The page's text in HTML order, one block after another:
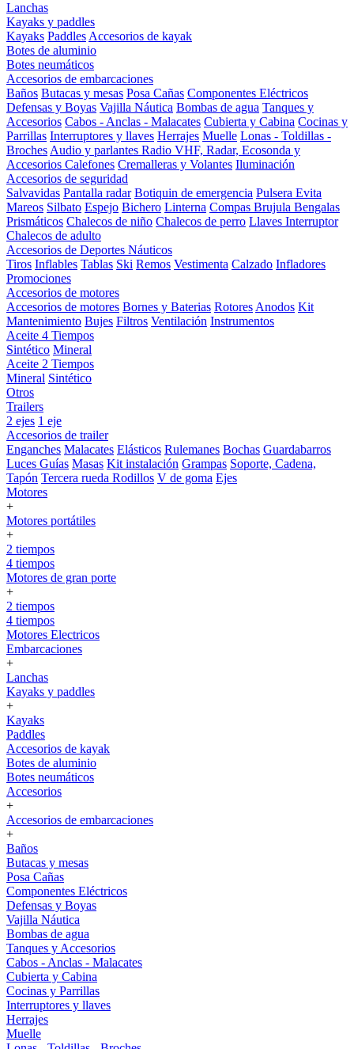
Lanchas
Kayaks y paddles
Kayaks Paddles Accesorios de kayak
Botes de aluminio
Botes neumáticos
Accesorios de embarcaciones
Baños Butacas y mesas Posa Cañas Componentes Eléctricos
Defensas y Boyas Vajilla Náutica Bombas de agua Tanques y
Accesorios Cabos - Anclas - Malacates Cubierta y Cabina Cocinas y
Parrillas Interruptores y llaves Herrajes Muelle Lonas - Toldillas -
Broches Audio y parlantes Radio VHF, Radar, Ecosonda y
Accesorios Calefones Cremalleras y Volantes Iluminación
Accesorios de seguridad
Salvavidas Pantalla radar Botiquin de emergencia Pulsera Evita
Mareos Silbato Espejo Bichero Linterna Compas Brujula Bengalas
Prismáticos Chalecos de niño Chalecos de perro Llaves Interruptor
Chalecos de adulto
Accesorios de Deportes Náuticos
Tiros Inflables Tablas Ski Remos Vestimenta Calzado Infladores
Promociones
Accesorios de motores
Accesorios de motores Bornes y Baterias Rotores Anodos Kit
Mantenimiento Bujes Filtros Ventilación Instrumentos
Aceite 4 Tiempos
Sintético Mineral
Aceite 2 Tiempos
Mineral Sintético
Otros
Trailers
2 ejes 1 eje
Accesorios de trailer
Enganches Malacates Elásticos Rulemanes Bochas Guardabarros
Luces Guías Masas Kit instalación Grampas Soporte, Cadena,
Tapón Tercera rueda Rodillos V de goma Ejes
Motores
+
Motores portátiles
+
2 tiempos
4 tiempos
Motores de gran porte
+
2 tiempos
4 tiempos
Motores Electricos
Embarcaciones
+
Lanchas
Kayaks y paddles
+
Kayaks
Paddles
Accesorios de kayak
Botes de aluminio
Botes neumáticos
Accesorios
+
Accesorios de embarcaciones
+
Baños
Butacas y mesas
Posa Cañas
Componentes Eléctricos
Defensas y Boyas
Vajilla Náutica
Bombas de agua
Tanques y Accesorios
Cabos - Anclas - Malacates
Cubierta y Cabina
Cocinas y Parrillas
Interruptores y llaves
Herrajes
Muelle